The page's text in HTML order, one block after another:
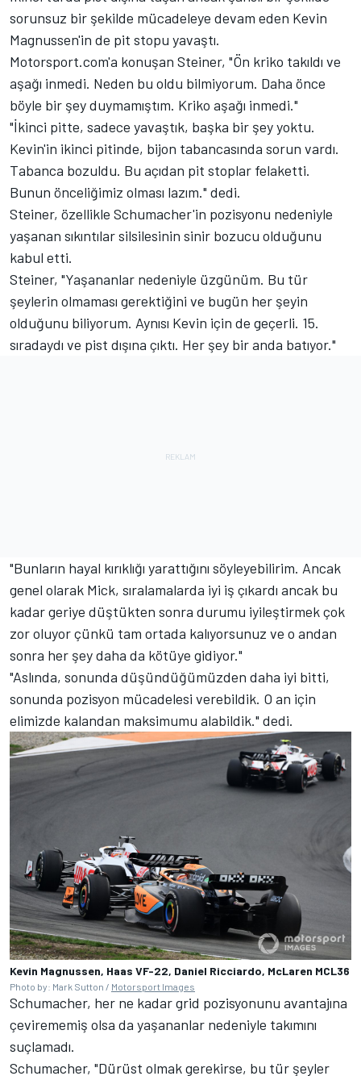
sorunsuz bir şekilde mücadeleye devam eden Kevin
Magnussen'in de pit stopu yavaştı.
Motorsport.com'a konuşan Steiner, "Ön kriko takıldı ve
aşağı inmedi. Neden bu oldu bilmiyorum. Daha önce
böyle bir şey duymamıştım. Kriko aşağı inmedi."
"İkinci pitte, sadece yavaştık, başka bir şey yoktu.
Kevin'in ikinci pitinde, bijon tabancasında sorun vardı.
Tabanca bozuldu. Bu açıdan pit stoplar felaketti.
Bunun önceliğimiz olması lazım." dedi.
Steiner, özellikle Schumacher'in pozisyonu nedeniyle
yaşanan sıkıntılar silsilesinin sinir bozucu olduğunu
kabul etti.
Steiner, "Yaşananlar nedeniyle üzgünüm. Bu tür
şeylerin olmaması gerektiğini ve bugün her şeyin
olduğunu biliyorum. Aynısı Kevin için de geçerli. 15.
sıradaydı ve pist dışına çıktı. Her şey bir anda batıyor."
"Bunların hayal kırıklığı yarattığını söyleyebilirim. Ancak
genel olarak Mick, sıralamalarda iyi iş çıkardı ancak bu
kadar geriye düştükten sonra durumu iyileştirmek çok
zor oluyor çünkü tam ortada kalıyorsunuz ve o andan
sonra her şey daha da kötüye gidiyor."
"Aslında, sonunda düşündüğümüzden daha iyi bitti,
sonunda pozisyon mücadelesi verebildik. O an için
elimizde kalandan maksimumu alabildik." dedi.
Kevin Magnussen, Haas VF-22, Daniel Ricciardo, McLaren MCL36
Photo by: Mark Sutton / Motorsport Images
Schumacher, her ne kadar grid pozisyonunu avantajına
çevirememiş olsa da yaşananlar nedeniyle takımını
suçlamadı.
Schumacher, "Dürüst olmak gerekirse, bu tür şeyler